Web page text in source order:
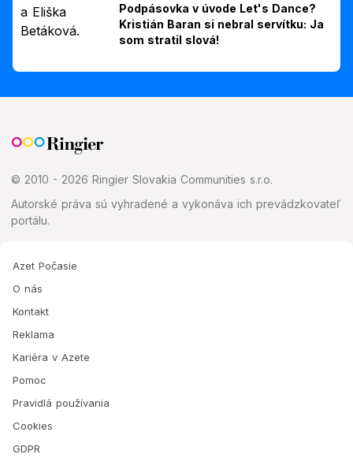
Podpásovka v úvode Let's Dance?
Kristián Baran si nebral servítku: Ja
som stratil slová!
© 2010 - 2026 Ringier Slovakia Communities s.r.o.
Autorské práva sú vyhradené a vykonáva ich prevádzkovateľ
portálu.
Azet Počasie
O nás
Kontakt
Reklama
Kariéra v Azete
Pomoc
Pravidlá používania
Cookies
GDPR